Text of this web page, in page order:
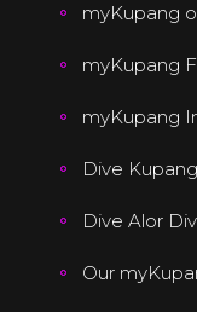
myKupang
myKupang
myKupang
Dive
Dive Alor
Our